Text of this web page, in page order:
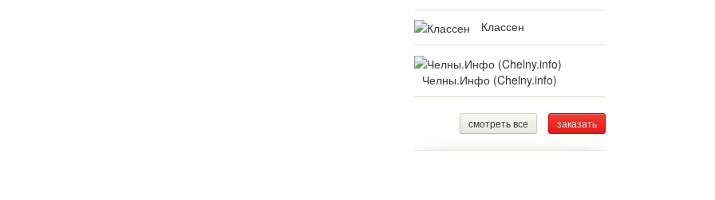
Классен
Челны.Инфо (Chelny.info)
смотреть все заказать